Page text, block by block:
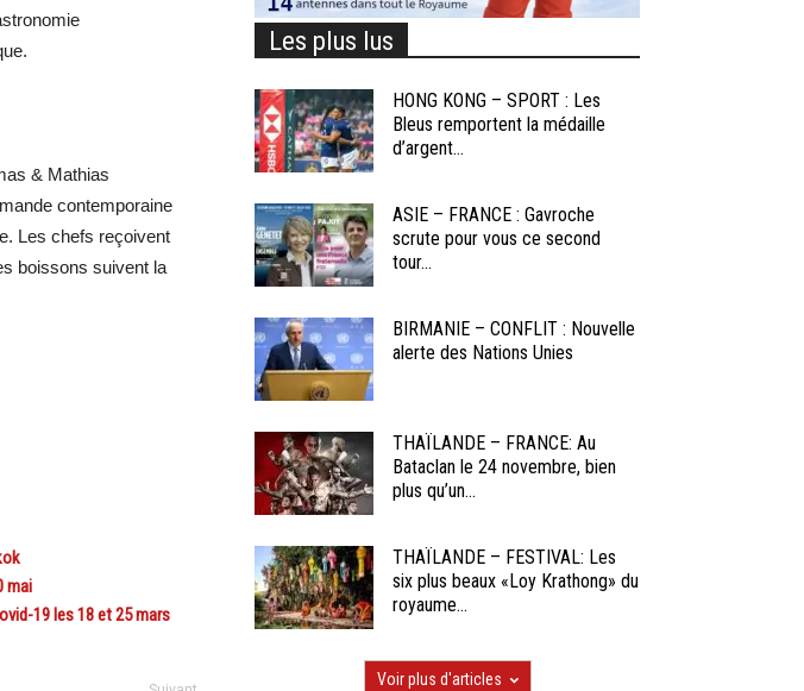
& Mathias
contemporaine
Les chefs reçoivent
boissons suivent la
mai
19 les 18 et 25 mars
Les plus lus
HONG KONG – SPORT : Les
Bleus remportent la médaille
d’argent...
ASIE – FRANCE : Gavroche
scrute pour vous ce second
tour...
BIRMANIE – CONFLIT : Nouvelle
alerte des Nations Unies
THAÏLANDE – FRANCE: Au
Bataclan le 24 novembre, bien
plus qu’un...
THAÏLANDE – FESTIVAL: Les
six plus beaux «Loy Krathong» du
royaume...
Voir plus d'articles